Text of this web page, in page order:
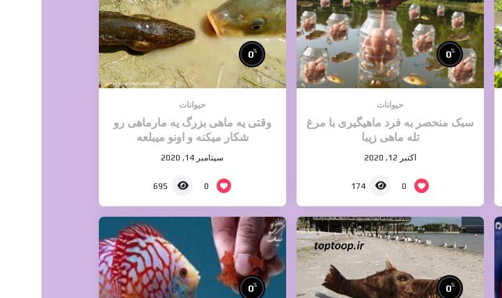
0%
حیوانات
سبک منحصر به فرد ماهیگیری با مرغ
تله ماهی زیبا
اکتبر 12, 2020
0
174
0%
حیوانات
وقتی یه ماهی بزرگ یه مارماهی رو
شکار میکنه و اونو میبلعه
سپتامبر 14, 2020
0
695
0%
0%